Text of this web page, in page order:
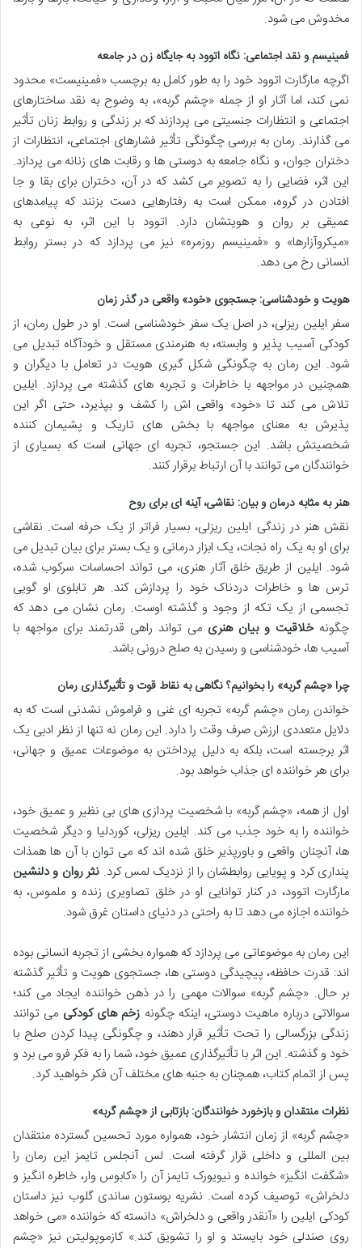
مخدوش می شود.
فمینیسم و نقد اجتماعی: نگاه اتوود به جایگاه زن در جامعه
اگرچه مارگارت اتوود خود را به طور کامل به برچسب «فمینیست» محدود
نمی کند، اما آثار او از جمله «چشم گربه»، به وضوح به نقد ساختارهای
اجتماعی و انتظارات جنسیتی می پردازند که بر زندگی و روابط زنان تأثیر
می گذارند. رمان به بررسی چگونگی تأثیر فشارهای اجتماعی، انتظارات از
دختران جوان، و نگاه جامعه به دوستی ها و رقابت های زنانه می پردازد.
این اثر، فضایی را به تصویر می کشد که در آن، دختران برای بقا و جا
افتادن در گروه، ممکن است به رفتارهایی دست بزنند که پیامدهای
عمیقی بر روان و هویتشان دارد. اتوود با این اثر، به نوعی به
«میکروآزارها» و «فمینیسم روزمره» نیز می پردازد که در بستر روابط
انسانی رخ می دهد.
هویت و خودشناسی: جستجوی «خود» واقعی در گذر زمان
سفر ایلین ریزلی، در اصل یک سفر خودشناسی است. او در طول رمان، از
کودکی آسیب پذیر و وابسته، به هنرمندی مستقل و خودآگاه تبدیل می
شود. این رمان به چگونگی شکل گیری هویت در تعامل با دیگران و
همچنین در مواجهه با خاطرات و تجربه های گذشته می پردازد. ایلین
تلاش می کند تا «خود» واقعی اش را کشف و بپذیرد، حتی اگر این
پذیرش به معنای مواجهه با بخش های تاریک و پشیمان کننده
شخصیتش باشد. این جستجو، تجربه ای جهانی است که بسیاری از
خوانندگان می توانند با آن ارتباط برقرار کنند.
هنر به مثابه درمان و بیان: نقاشی، آینه ای برای روح
نقش هنر در زندگی ایلین ریزلی، بسیار فراتر از یک حرفه است. نقاشی
برای او به یک راه نجات، یک ابزار درمانی و یک بستر برای بیان تبدیل می
شود. ایلین از طریق خلق آثار هنری، می تواند احساسات سرکوب شده،
ترس ها و خاطرات دردناک خود را پردازش کند. هر تابلوی او گویی
تجسمی از یک تکه از وجود و گذشته اوست. رمان نشان می دهد که
چگونهخلاقیت و بیان هنری می تواند راهی قدرتمند برای مواجهه با
آسیب ها، خودشناسی و رسیدن به صلح درونی باشد.
چرا «چشم گربه» را بخوانیم؟ نگاهی به نقاط قوت و تأثیرگذاری رمان
خواندن رمان «چشم گربه» تجربه ای غنی و فراموش نشدنی است که به
دلایل متعددی ارزش صرف وقت را دارد. این رمان نه تنها از نظر ادبی یک
اثر برجسته است، بلکه به دلیل پرداختن به موضوعات عمیق و جهانی،
برای هر خواننده ای جذاب خواهد بود.
اول از همه، «چشم گربه» با شخصیت پردازی های بی نظیر و عمیق خود،
خواننده را به خود جذب می کند. ایلین ریزلی، کوردلیا و دیگر شخصیت
ها، آنچنان واقعی و باورپذیر خلق شده اند که می توان با آن ها همذات
پنداری کرد و پویایی روابطشان را از نزدیک لمس کرد. نثر روان و دلنشین
مارگارت اتوود، در کنار توانایی او در خلق تصاویری زنده و ملموس، به
خواننده اجازه می دهد تا به راحتی در دنیای داستان غرق شود.
این رمان به موضوعاتی می پردازد که همواره بخشی از تجربه انسانی بوده
اند: قدرت حافظه، پیچیدگی دوستی ها، جستجوی هویت و تأثیر گذشته
بر حال. «چشم گربه» سوالات مهمی را در ذهن خواننده ایجاد می کند؛
سوالاتی درباره ماهیت دوستی، اینکه چگونه زخم های کودکی می توانند
زندگی بزرگسالی را تحت تأثیر قرار دهند، و چگونگی پیدا کردن صلح با
خود و گذشته. این اثر با تأثیرگذاری عمیق خود، شما را به فکر فرو می برد و
پس از اتمام کتاب، همچنان به جنبه های مختلف آن فکر خواهید کرد.
نظرات منتقدان و بازخورد خوانندگان: بازتابی از «چشم گربه»
«چشم گربه» از زمان انتشار خود، همواره مورد تحسین گسترده منتقدان
بین المللی و داخلی قرار گرفته است. لس آنجلس تایمز این رمان را
«شگفت انگیز» خوانده و نیویورک تایمز آن را «کابوس وار، خاطره انگیز و
دلخراش» توصیف کرده است. نشریه بوستون ساندی گلوب نیز داستان
کودکی ایلین را «آنقدر واقعی و دلخراش» دانسته که خواننده «می خواهد
روی صندلی خود بایستد و او را تشویق کند.» کازموپولیتن نیز «چشم